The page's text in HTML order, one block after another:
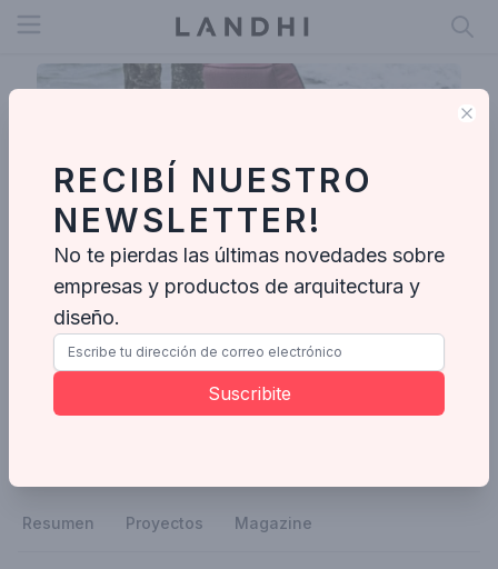
Open menu
Vivi Cirello
Enviar mensaje
Resumen Proyectos Magazine
RECIBÍ NUESTRO
NEWSLETTER!
No te pierdas las últimas novedades sobre
empresas y productos de arquitectura y
diseño.
Suscribite